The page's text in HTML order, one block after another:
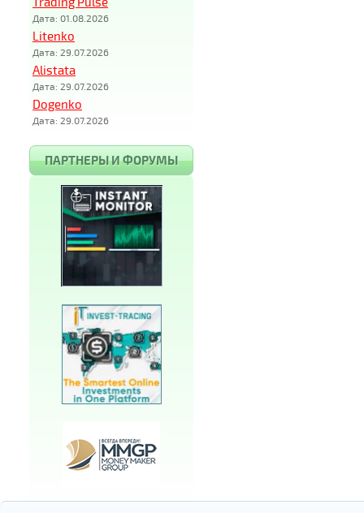
Дата: 01.08.2026
Litenko
Дата: 29.07.2026
Alistata
Дата: 29.07.2026
Dogenko
Дата: 29.07.2026
ПАРТНЕРЫ И ФОРУМЫ